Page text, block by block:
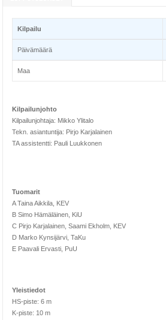
Kilpailu
Päivämäärä
Maa
Kilpailunjohto
Kilpailunjohtaja: Mikko Ylitalo
Tekn. asiantuntija: Pirjo Karjalainen
TA assistentti: Pauli Luukkonen
Tuomarit
A Taina Aikkila, KEV
B Simo Hämäläinen, KiU
C Pirjo Karjalainen, Saami Ekholm, KEV
D Marko Kynsijärvi, TaKu
E Paavali Ervasti, PuU
Yleistiedot
HS-piste: 6 m
K-piste: 10 m